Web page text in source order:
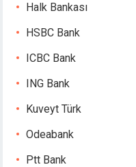
Halk Bankası
HSBC Bank
ICBC Bank
ING Bank
Kuveyt Türk
Odeabank
Ptt Bank